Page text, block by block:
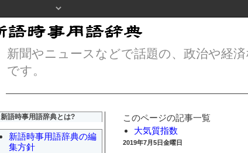
新聞やニュースなどで話題の、政治や経
です。
このページの記事一覧
大気質指数
2019年7月5日金曜日
新語時事用語辞典とは?
新語時事用語辞典の編
集方針